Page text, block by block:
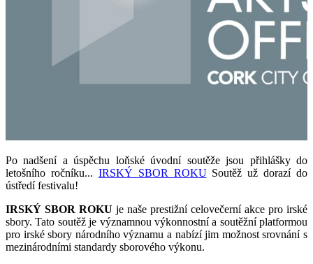
Po nadšení a úspěchu loňské úvodní soutěže jsou přihlášky do
letošního ročníku... IRSKÝ SBOR ROKUSoutěž už dorazí do
ústředí festivalu!
IRSKÝ SBOR ROKU je naše prestižní celovečerní akce pro irské
sbory. Tato soutěž je významnou výkonnostní a soutěžní platformou
pro irské sbory národního významu a nabízí jim možnost srovnání s
mezinárodními standardy sborového výkonu.